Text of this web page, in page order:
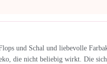
und Schal und liebevolle
die nicht beliebig wirkt. Die